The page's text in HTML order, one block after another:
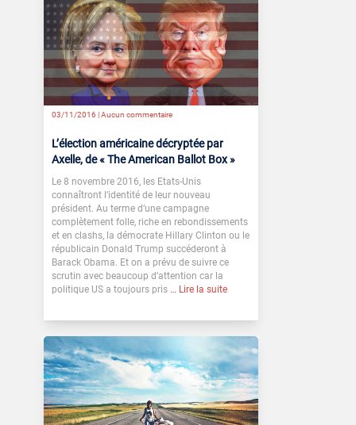
03/11/2016 |Aucun commentaire
L’élection américaine décryptée par
Axelle, de « The American Ballot Box »
Le 8 novembre 2016, les Etats-Unis
connaîtront l’identité de leur nouveau
président. Au terme d’une campagne
complètement folle, riche en rebondissements
et en clashs, la démocrate Hillary Clinton ou le
républicain Donald Trump succéderont à
Barack Obama. Et on a prévu de suivre ce
scrutin avec beaucoup d’attention car la
politique US a toujours pris … Lire la suite